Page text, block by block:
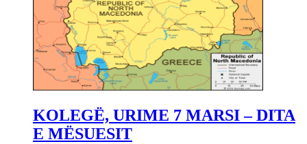
KOLEGË, URIME 7 MARSI – DITA
E MËSUESIT